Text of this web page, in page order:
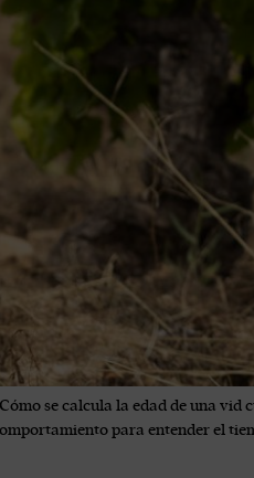
se calcula la edad de una
para entender el